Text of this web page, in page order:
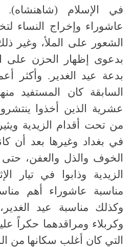
في الإسلام (شاهنشاه).
عاشوراء وإخراج النساء
الشعور على الملأ، وغير
بدعوى إظهار الحزن على
بدعة عيد الغدير. وأكثر
السابقة كان المستفيد
عشرية الذين أخذوا
من تحت أقدام الزيدية
في بغداد وغيرها بعد أن
الخوف والذل والعفن،
الزيدية وذابوا في تيار
مناسبة عاشوراء أهم
وكذلك مناسبة عيد
وكربلاء ومراقدهما حكراً
التي كان أغلب سكانها من